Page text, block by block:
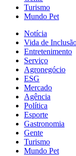
Turismo
Mundo Pet
Notícia
Vida de
Entretenimento
Serviço
Agronegócio
ESG
Mercado
Agência
Política
Esporte
Gastronomia
Gente
Turismo
Mundo Pet